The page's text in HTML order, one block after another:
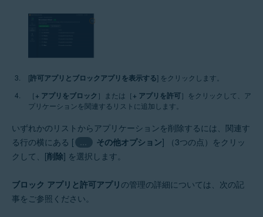
[許可アプリとブロックアプリを表示する] をクリックします。
［ + アプリをブロック ］または［ + アプリを許可］をクリックして、ア
プリケーションを関連するリストに追加します。
いずれかのリストからアプリケーションを削除するには、関連す
る行の横にある [
その他オプション] （3つの点）をクリッ
クして、[削除] を選択します。
ブロック アプリと許可アプリ の管理の詳細については、次の記
事をご参照ください。